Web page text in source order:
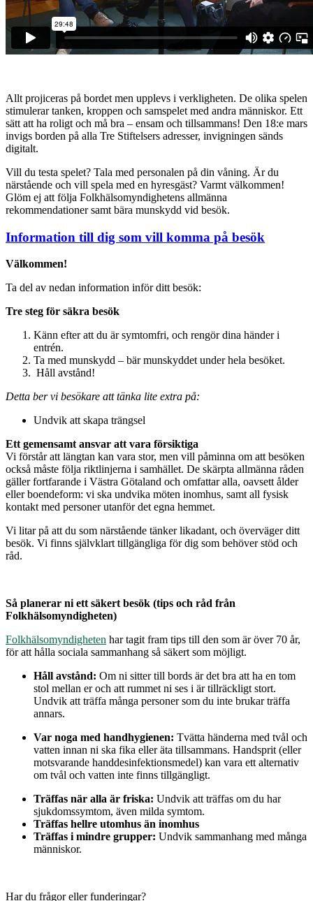
Allt projiceras på bordet men upplevs i verkligheten. De olika spelen
stimulerar tanken, kroppen och samspelet med andra människor. Ett
sätt att ha roligt och må bra – ensam och tillsammans! Den 18:e mars
invigs borden på alla Tre Stiftelsers adresser, invigningen sänds
digitalt.
Vill du testa spelet? Tala med personalen på din våning. Är du
närstående och vill spela med en hyresgäst? Varmt välkommen!
Glöm ej att följa Folkhälsomyndighetens allmänna
rekommendationer samt bära munskydd vid besök.
Information till dig som vill komma på besök
Välkommen!
Ta del av nedan information inför ditt besök:
Tre steg för säkra besök
Känn efter att du är symtomfri, och rengör dina händer i
entrén.
Ta med munskydd – bär munskyddet under hela besöket.
Håll avstånd!
Detta ber vi besökare att tänka lite extra på:
Undvik att skapa trängsel
Ett gemensamt ansvar att vara försiktiga
Vi förstår att längtan kan vara stor, men vill påminna om att besöken
också måste följa riktlinjerna i samhället. De skärpta allmänna råden
gäller fortfarande i Västra Götaland och omfattar alla, oavsett ålder
eller boendeform: vi ska undvika möten inomhus, samt all fysisk
kontakt med personer utanför det egna hemmet.
Vi litar på att du som närstående tänker likadant, och överväger ditt
besök. Vi finns självklart tillgängliga för dig som behöver stöd och
råd.
Så planerar ni ett säkert besök (tips och råd från
Folkhälsomyndigheten)
Folkhälsomyndigheten har tagit fram tips till den som är över 70 år,
för att hålla sociala sammanhang så säkert som möjligt.
Håll avstånd: Om ni sitter till bords är det bra att ha en tom
stol mellan er och att rummet ni ses i är tillräckligt stort.
Undvik att träffa många personer som du inte brukar träffa
annars.
Var noga med handhygienen: Tvätta händerna med tvål och
vatten innan ni ska fika eller äta tillsammans. Handsprit (eller
motsvarande handdesinfektionsmedel) kan vara ett alternativ
om tvål och vatten inte finns tillgängligt.
Träffas när alla är friska: Undvik att träffas om du har
sjukdomssymtom, även milda symtom.
Träffas hellre utomhus än inomhus
Träffas i mindre grupper: Undvik sammanhang med många
människor.
Har du frågor eller funderingar?